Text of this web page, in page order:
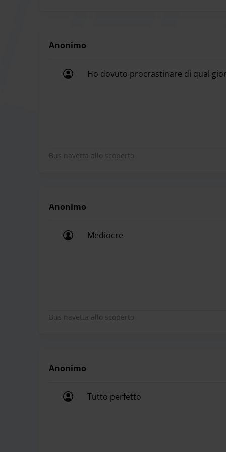
Anonimo
Ho dovuto procrastinare di qual
Bus navetta allo scoperto
Anonimo
Mediocre
Bus navetta allo scoperto
Anonimo
Tutto perfetto